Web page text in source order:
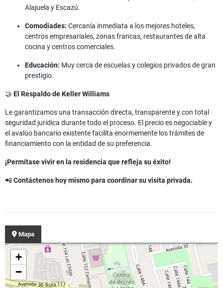
Alajuela y Escazú.
Comodiades: Cercanía inmediata a los mejores hoteles,
centros empresariales, zonas francas, restaurantes de alta
cocina y centros comerciales.
Educación: Muy cerca de escuelas y colegios privados de gran
prestigio.
🤝El Respaldo de Keller Williams
Le garantizamos una transacción directa, transparente y con total
seguridad jurídica durante todo el proceso. El precio es negociable y
el avalúo bancario existente facilita enormemente los trámites de
financiamiento con la entidad de su preferencia.
¡Permítase vivir en la residencia que refleja su éxito!
📲Contáctenos hoy mismo para coordinar su visita privada.
Mapa
+
−